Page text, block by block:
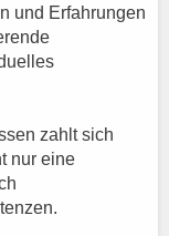
und Erfahrungen
zahlt sich
nur eine